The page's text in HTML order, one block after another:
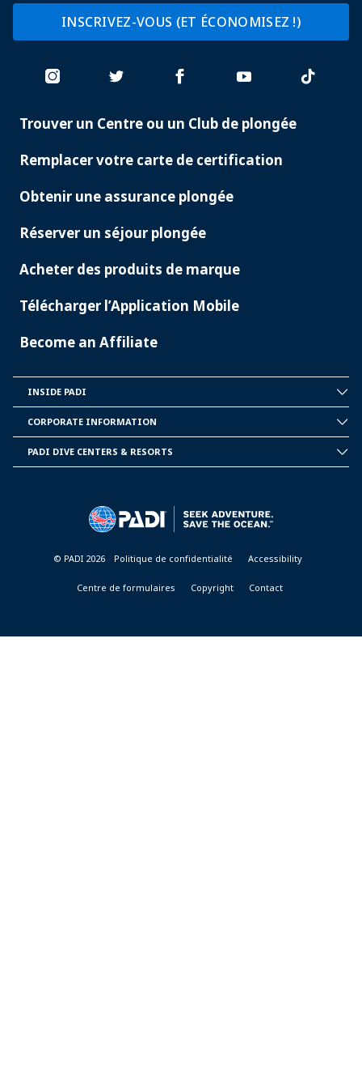
INSCRIVEZ-VOUS (ET ÉCONOMISEZ !)
PADI
Trouver un Centre ou un Club de plongée
Remplacer votre carte de certification
Obtenir une assurance plongée
Réserver un séjour plongée
Acheter des produits de marque
Télécharger l’Application Mobile
Become an Affiliate
PADI
INSIDE PADI
INFORMATION
CORPORATE INFORMATION
PADI DIVE CENTERS & RESORTS
© PADI 2026 Politique de confidentialité Accessibility
Centre de formulaires Copyright Contact